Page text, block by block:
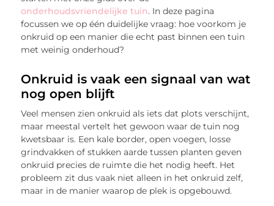
onderhoudsvriendelijke tuin. In deze pagina
focussen we op één duidelijke vraag: hoe voorkom je
onkruid op een manier die echt past binnen een tuin
met weinig onderhoud?
Onkruid is vaak een signaal van wat
nog open blijft
Veel mensen zien onkruid als iets dat plots verschijnt,
maar meestal vertelt het gewoon waar de tuin nog
kwetsbaar is. Een kale border, open voegen, losse
grindvakken of stukken aarde tussen planten geven
onkruid precies de ruimte die het nodig heeft. Het
probleem zit dus vaak niet alleen in het onkruid zelf,
maar in de manier waarop de plek is opgebouwd.